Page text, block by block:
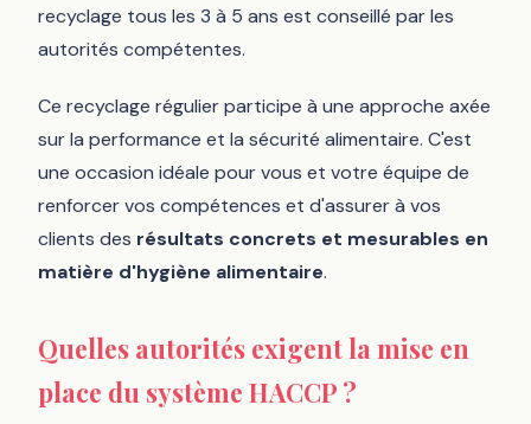
recyclage tous les 3 à 5 ans est conseillé par les
autorités compétentes.
Ce recyclage régulier participe à une approche axée
sur la performance et la sécurité alimentaire. C'est
une occasion idéale pour vous et votre équipe de
renforcer vos compétences et d'assurer à vos
clients des résultats concrets et mesurables en
matière d'hygiène alimentaire.
Quelles autorités exigent la mise en
place du système HACCP ?